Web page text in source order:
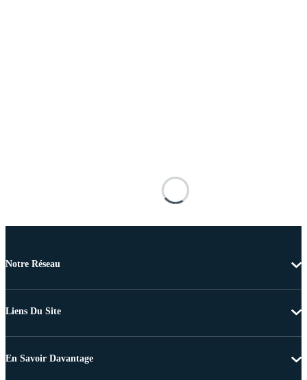
Notre Réseau
Liens Du Site
En Savoir Davantage